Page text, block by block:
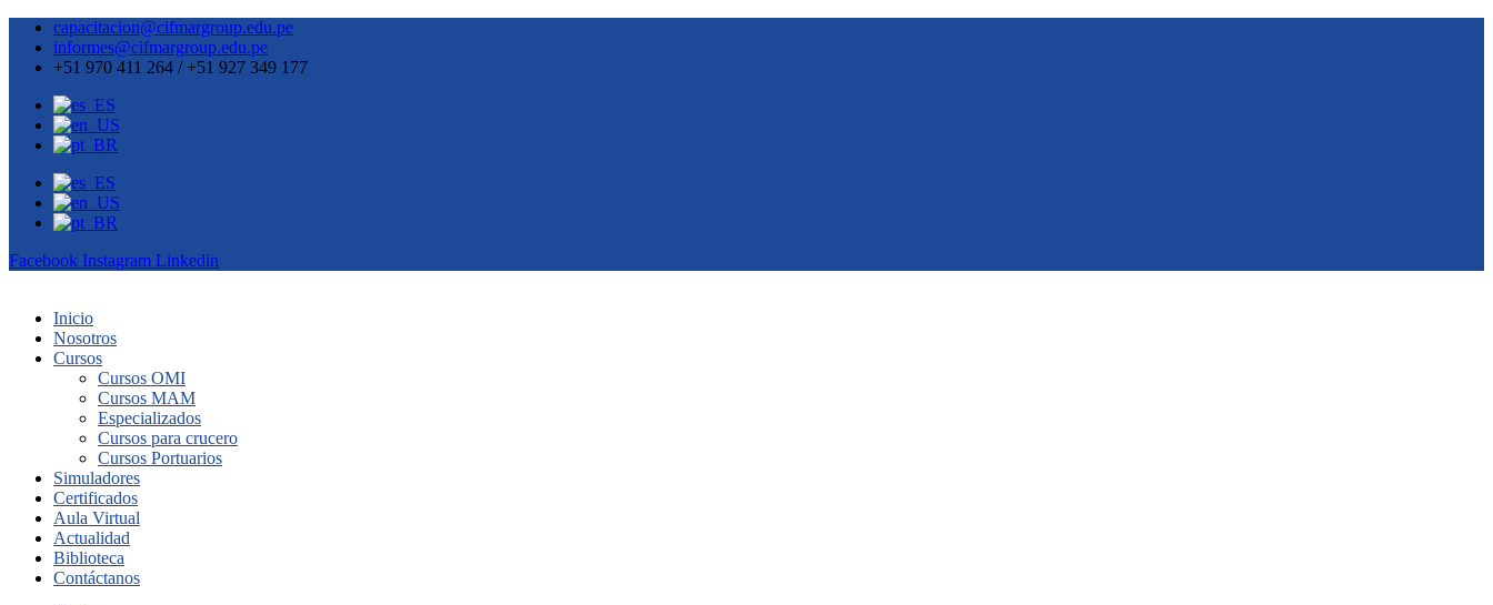
capacitacion@cifmargroup.edu.pe
informes@cifmargroup.edu.pe
+51 970 411 264 / +51 927 349 177
Facebook Instagram Linkedin
Inicio
Nosotros
Cursos
Cursos OMI
Cursos MAM
Especializados
Cursos para crucero
Cursos Portuarios
Simuladores
Certificados
Aula Virtual
Actualidad
Biblioteca
Contáctanos